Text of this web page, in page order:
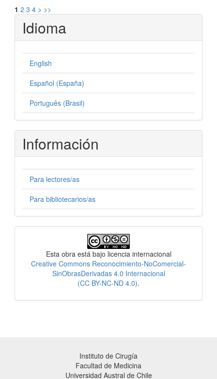
1 2 3 4 > >>
Idioma
English
Español (España)
Português (Brasil)
Información
Para lectores/as
Para bibliotecarios/as
Esta obra está bajo licencia internacional
Creative Commons Reconocimiento-NoComercial-
SinObrasDerivadas 4.0 Internacional
(CC BY-NC-ND 4.0).
Instituto de Cirugía
Facultad de Medicina
Universidad Austral de Chile